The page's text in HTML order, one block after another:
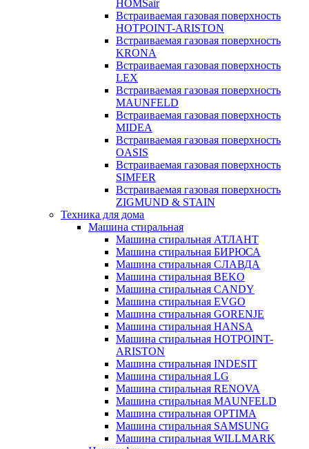
HOMSair
Встраиваемая газовая поверхность
HOTPOINT-ARISTON
Встраиваемая газовая поверхность
KRONA
Встраиваемая газовая поверхность
LEX
Встраиваемая газовая поверхность
MAUNFELD
Встраиваемая газовая поверхность
MIDEA
Встраиваемая газовая поверхность
OASIS
Встраиваемая газовая поверхность
SIMFER
Встраиваемая газовая поверхность
ZIGMUND & STAIN
Техника для дома
Машина стиральная
Машина стиральная АТЛАНТ
Машина стиральная БИРЮСА
Машина стиральная СЛАВДА
Машина стиральная BEKO
Машина стиральная CANDY
Машина стиральная EVGO
Машина стиральная GORENJE
Машина стиральная HANSA
Машина стиральная HOTPOINT-
ARISTON
Машина стиральная INDESIT
Машина стиральная LG
Машина стиральная RENOVA
Машина стиральная MAUNFELD
Машина стиральная OPTIMA
Машина стиральная SAMSUNG
Машина стиральная WILLMARK